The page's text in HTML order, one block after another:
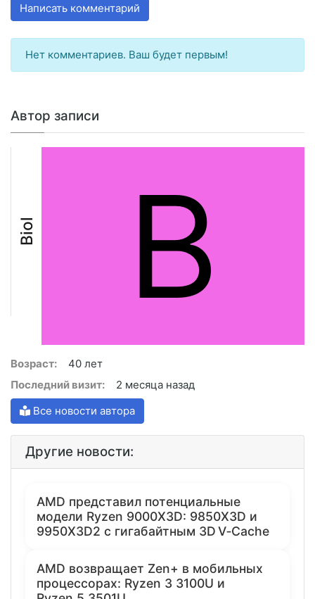
Написать комментарий
Нет комментариев. Ваш будет первым!
Автор записи
Biol B
Возраст:
40 лет
Последний визит:
2 месяца назад
Все новости автора
Другие новости:
AMD представил потенциальные
модели Ryzen 9000X3D: 9850X3D и
9950X3D2 с гигабайтным 3D V‑Cache
AMD возвращает Zen+ в мобильных
процессорах: Ryzen 3 3100U и